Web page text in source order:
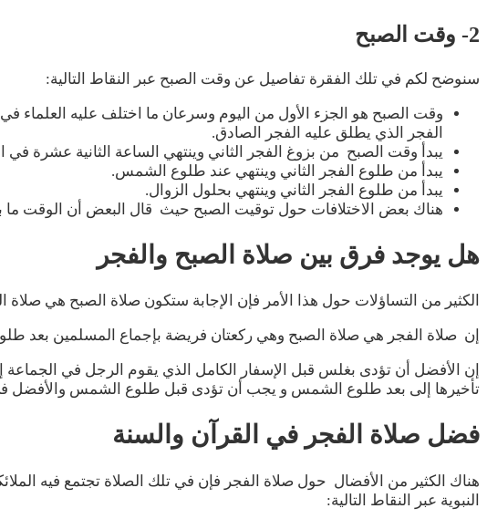
2- وقت الصبح
سنوضح لكم في تلك الفقرة تفاصيل عن وقت الصبح عبر النقاط التالية:
وقت الصبح هو الجزء الأول من اليوم وسرعان ما اختلف عليه العلماء
الفجر الذي يطلق عليه الفجر الصادق.
يبدأ وقت الصبح من بزوغ الفجر الثاني وينتهي الساعة الثانية عشرة في
يبدأ من طلوع الفجر الثاني وينتهي عند طلوع الشمس.
يبدأ من طلوع الفجر الثاني وينتهي بحلول الزوال.
هناك بعض الاختلافات حول توقيت الصبح حيث قال البعض أن الوقت ما
هل يوجد فرق بين صلاة الصبح والفجر
الكثير من التساؤلات حول هذا الأمر فإن الإجابة ستكون صلاة الصبح هي
إن صلاة الفجر هي صلاة الصبح وهي ركعتان فريضة بإجماع المسلمين بعد
إن الأفضل أن تؤدى بغلس قبل الإسفار الكامل الذي يقوم الرجل في
تأخيرها إلى بعد طلوع الشمس و يجب أن تؤدى قبل طلوع الشمس والأفضل
فضل صلاة الفجر في القرآن والسنة
هناك الكثير من الأفضال حول صلاة الفجر فإن في تلك الصلاة تجتمع فيه
النبوية عبر النقاط التالية: